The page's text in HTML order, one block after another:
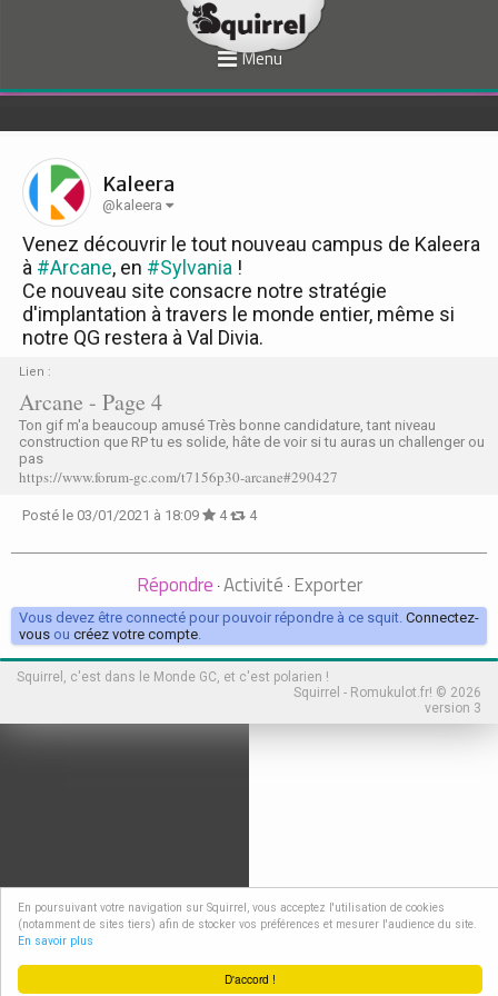
D'accord !
En poursuivant votre navigation sur Squirrel, vous acceptez l'utilisation de cookies
(notamment de sites tiers) afin de stocker vos préférences et mesurer l'audience du site.
En savoir plus
Menu
Kaleera
@kaleera
Venez découvrir le tout nouveau campus de Kaleera
à #Arcane, en #Sylvania !
Ce nouveau site consacre notre stratégie
d'implantation à travers le monde entier, même si
notre QG restera à Val Divia.
Lien :
Arcane - Page 4
Ton gif m'a beaucoup amusé Très bonne candidature, tant niveau
construction que RP tu es solide, hâte de voir si tu auras un challenger ou
pas
https://www.forum-gc.com/t7156p30-arcane#290427
Posté le 03/01/2021 à 18:09 4 4
Répondre · Activité · Exporter
Vous devez être connecté pour pouvoir répondre à ce squit. Connectez-
vous ou créez votre compte.
Squirrel, c'est dans le Monde GC, et c'est polarien !
Squirrel - Romukulot.fr! © 2026
version 3